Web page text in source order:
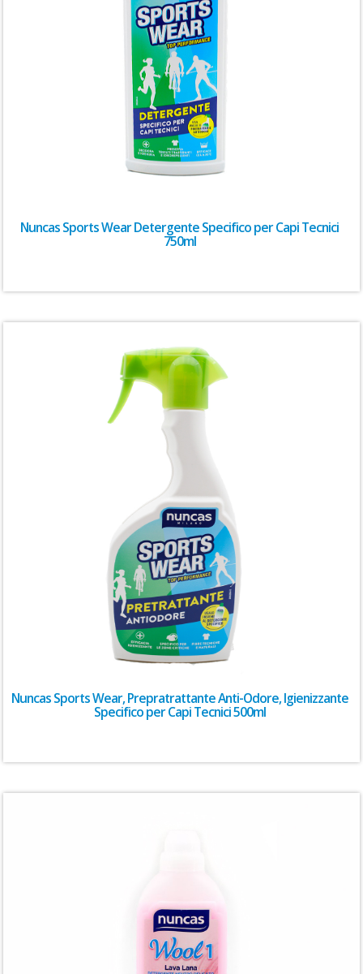
Nuncas Sports Wear Detergente Specifico per Capi Tecnici
750ml
Nuncas Sports Wear, Prepratrattante Anti-Odore, Igienizzante
Specifico per Capi Tecnici 500ml